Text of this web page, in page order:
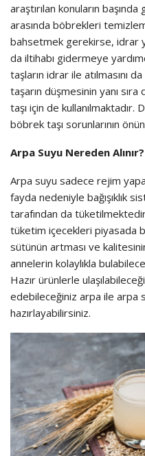
araştırılan konuların
arasında böbrekleri
bahsetmek gerekirse, idrar
da iltihabı gidermeye
taşların idrar ile atılmasını
taşarın düşmesinin yanı
taşı için de
böbrek taşı sorunlarının
Arpa Suyu Nereden
Arpa suyu sadece rejim
fayda nedeniyle bağışıklık
tarafından da
tüketim içecekleri piyasada
sütünün artması ve
annelerin kolaylıkla
Hazır ürünlerle
edebileceğiniz arpa ile arpa
hazırlayabilirsiniz.